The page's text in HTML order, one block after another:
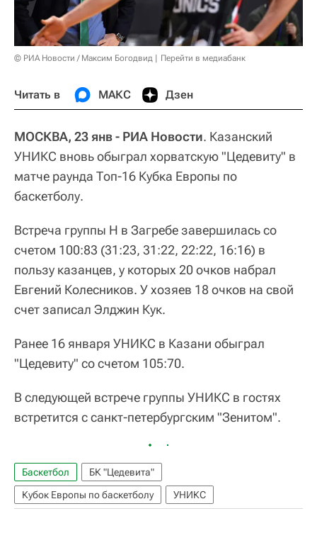
© РИА Новости / Максим Богодвид Перейти в медиабанк
Читать в МАКС Дзен
МОСКВА, 23 янв - РИА Новости. Казанский
УНИКС вновь обыграл хорватскую "Цедевиту" в
матче раунда Топ-16 Кубка Европы по
баскетболу.
Встреча группы Н в Загребе завершилась со
счетом 100:83 (31:23, 31:22, 22:22, 16:16) в
пользу казанцев, у которых 20 очков набрал
Евгений Колесников. У хозяев 18 очков на свой
счет записал Элджин Кук.
Ранее 16 января УНИКС в Казани обыграл
"Цедевиту" со счетом 105:70.
В следующей встрече группы УНИКС в гостях
встретится с санкт-петербургским "Зенитом".
Баскетбол
БК "Цедевита"
Кубок Европы по баскетболу
УНИКС